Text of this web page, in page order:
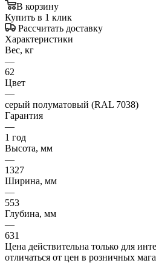
В корзину
Купить в 1 клик
Рассчитать доставку
Характеристики
Вес, кг
—
62
Цвет
—
серый полуматовый (RAL 7038)
Гарантия
—
1 год
Высота, мм
—
1327
Ширина, мм
—
553
Глубина, мм
—
631
Цена действительна только для
отличаться от цен в розничных